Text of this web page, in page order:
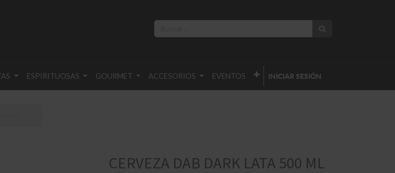
ESPIRITUOSAS GOURMET ACCESORIOS EVENTOS INICIAR SESIÓN
CERVEZA DAB DARK LATA 500 ML